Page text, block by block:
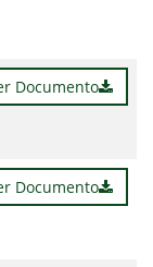
Documento
Documento